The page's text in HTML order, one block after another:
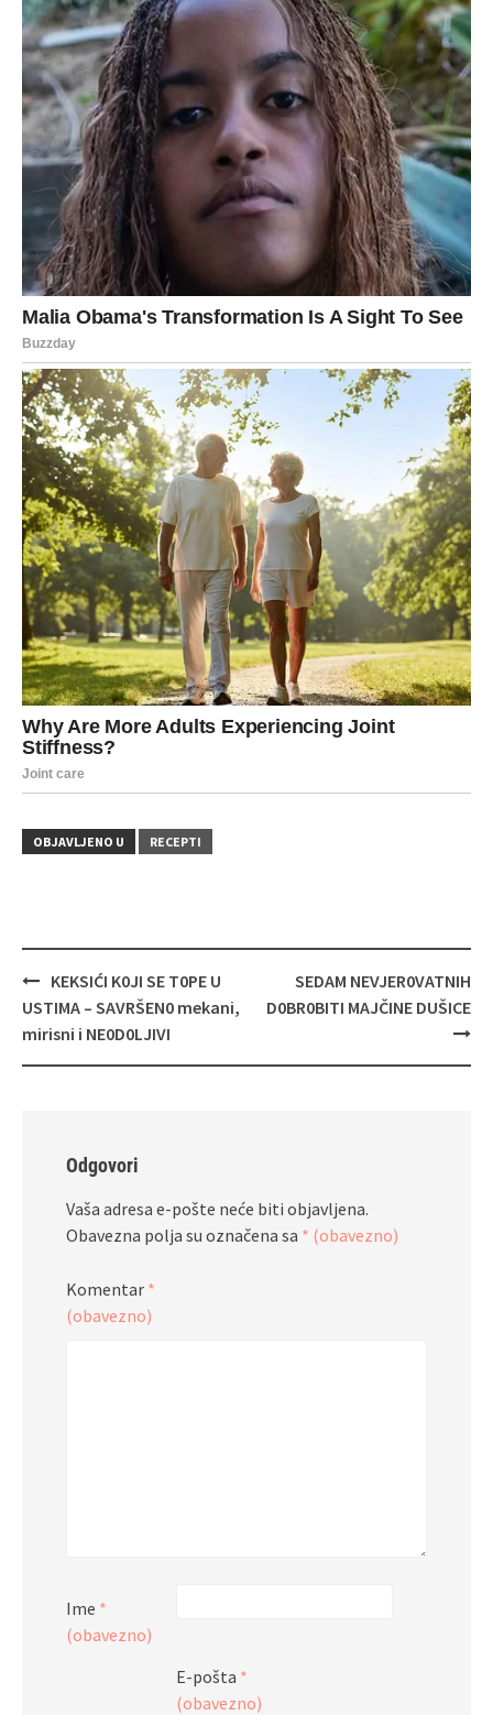
OBJAVLJENO U RECEPTI
Navigacija
objava
KEKSIĆI K0JI SE T0PE U
USTIMA – SAVRŠEN0 mekani,
mirisni i NE0D0LJIVI
SEDAM NEVJER0VATNIH
D0BR0BITI MAJČINE DUŠICE
Odgovori
Vaša adresa e-pošte neće biti objavljena.
Obavezna polja su označena sa * (obavezno)
Komentar *
(obavezno)
Ime *
(obavezno)
E-pošta *
(obavezno)